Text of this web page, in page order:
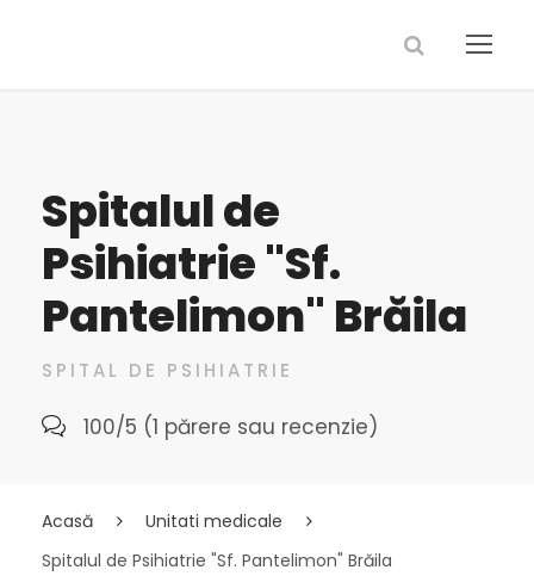
Spitalul de
Psihiatrie "Sf.
Pantelimon" Brăila
SPITAL DE PSIHIATRIE
100/5 (1 părere sau recenzie)
Acasă
Unitati medicale
Spitalul de Psihiatrie "Sf. Pantelimon" Brăila